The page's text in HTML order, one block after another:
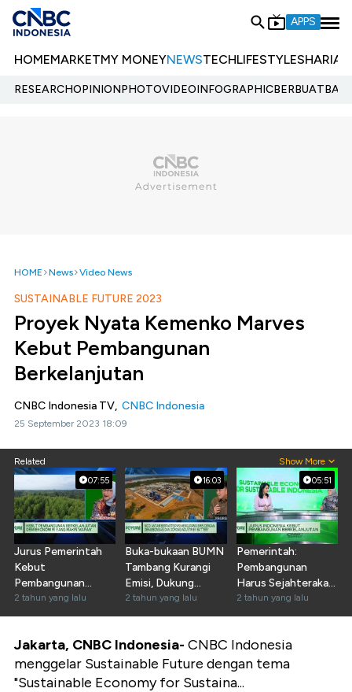
APPS
HOMEMARKETMY MONEYNEWSTECHLIFESTYLESHARIA
RESEARCHOPINIONPHOTOVIDEOINFOGRAPHIC
HOME News Video News
SUSTAINABLE FUTURE 2023
Proyek Nyata Kemenko Marves
Kebut Pembangunan
Berkelanjutan
CNBC Indonesia TV, CNBC Indonesia
25 September 2023 18:09
Related Show More
07:55
Jurus Pemerintah
Kebut
Pembangunan
Berkelanjuan
2 tahun yang lalu
16:03
Buka-bukaan BUMN
Tambang Kurangi
Emisi, Dukung
Green Energy
2 tahun yang lalu
05:51
Pemerintah:
Pembangunan
Harus Sejahterakan
Rakyat-Lingkungan
2 tahun yang lalu
Jakarta, CNBC Indonesia- CNBC Indonesia
menggelar Sustainable Future dengan tema
"Sustainable Economy for Sustaina...